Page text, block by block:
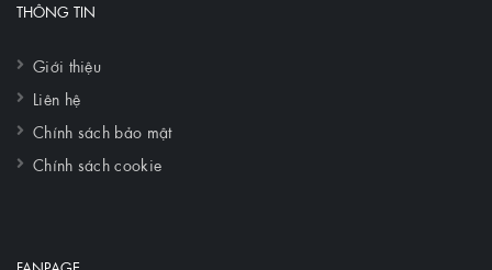
THÔNG TIN
Giới thiệu
Liên hệ
Chính sách bảo mật
Chính sách cookie